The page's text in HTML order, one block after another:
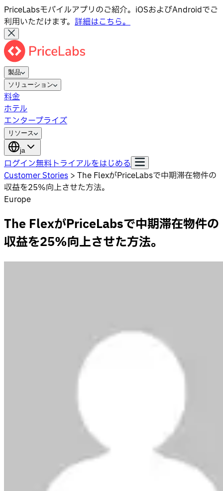
PriceLabsモバイルアプリのご紹介。iOSおよびAndroidでご
利用いただけます。 詳細はこちら。
製品
ソリューション
料金
ホテル
エンタープライズ
リソース
ja
ログイン無料トライアルをはじめる
Customer Stories > The FlexがPriceLabsで中期滞在物件の
収益を25%向上させた方法。
Europe
The FlexがPriceLabsで中期滞在物件の
収益を25%向上させた方法。